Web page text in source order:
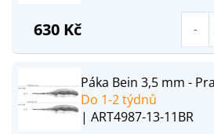
630 Kč
Páka Bein 3,5 mm -
Do 1-2 týdnů
| ART4987-13-11BR